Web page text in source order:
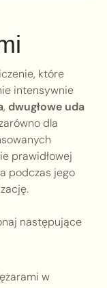
które
intensywnie
, dwugłowe uda
dla
prawidłowej
podczas jego
następujące
w